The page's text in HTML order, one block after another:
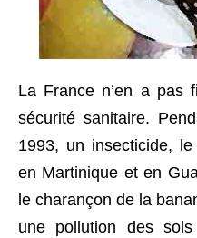
La France n’en a pas
sécurité sanitaire.
1993, un insecticide,
en Martinique et en
le charançon de la
une pollution des